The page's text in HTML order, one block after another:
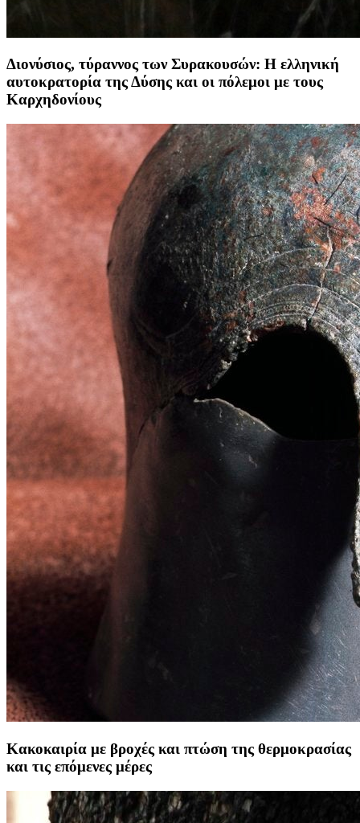
Διονύσιος, τύραννος των Συρακουσών: Η ελληνική
αυτοκρατορία της Δύσης και οι πόλεμοι με τους
Καρχηδονίους
Κακοκαιρία με βροχές και πτώση της θερμοκρασίας
και τις επόμενες μέρες